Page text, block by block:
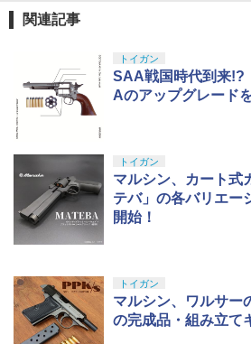
関連記事
トイガン
SAA戦国時代到来
Aのアップグレード
トイガン
マルシン、カート式
テバ」の各バリエー
開始！
トイガン
マルシン、ワルサー
の完成品・組み立て